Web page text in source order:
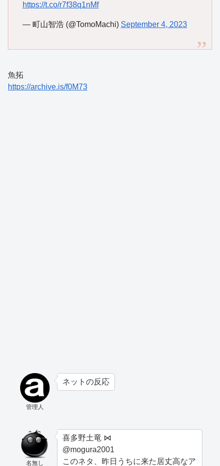
https://t.co/r7f38q1nMf
— 町山智浩 (@TomoMachi) September 4, 2023
魚拓
https://archive.is/f0M73
管理人
ネットの反応
名無し
喜多野土竜 ⋈
@mogura2001
このネタ、昨日うちに来た居丈高なア